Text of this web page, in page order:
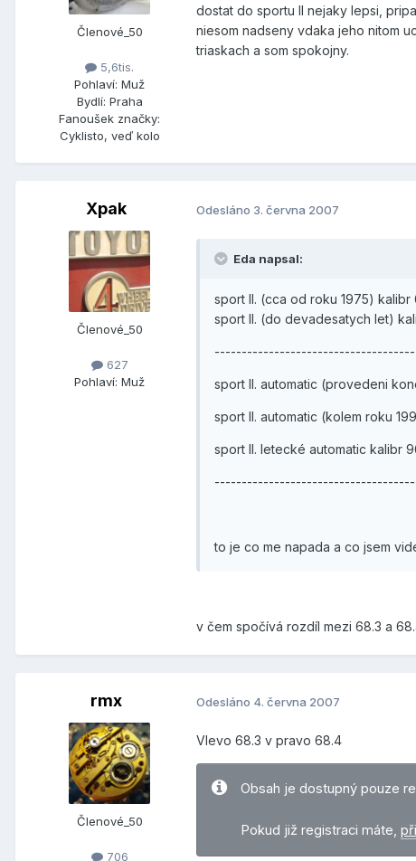
Členové_50
5,6tis.
Pohlaví: Muž
Bydlí: Praha
Fanoušek značky:
Cyklisto, veď kolo
dostat do sportu II nejaky lepsi,
niesom nadseny vdaka jeho nitom
triaskach a som spokojny.
Xpak
Členové_50
627
Pohlaví: Muž
Odesláno 3. června 2007
Eda napsal:
sport II. (cca od roku 1975) kalibr
sport II. (do devadesatych let)
sport II. automatic (provedeni
sport II. automatic (kolem roku
sport II. letecké automatic kalibr
to je co me napada a co jsem
v čem spočívá rozdíl mezi 68.3 a
rmx
Členové_50
706
Odesláno 4. června 2007
Vlevo 68.3 v pravo 68.4
Obsah je dostupný pouze
Pokud již registraci máte,